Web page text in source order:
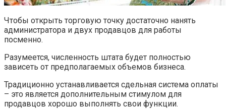
Чтобы открыть торговую точку достаточно нанять
администратора и двух продавцов для работы
посменно.
Разумеется, численность штата будет полностью
зависеть от предполагаемых объемов бизнеса.
Традиционно устанавливается сдельная система оплаты
– это является дополнительным стимулом для
продавцов хорошо выполнять свои функции.